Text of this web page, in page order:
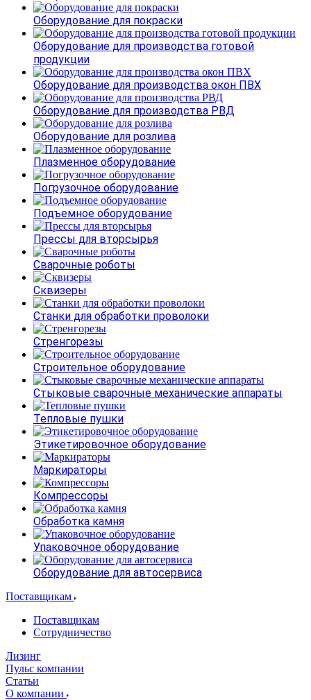
Оборудование для покраски
Оборудование для производства готовой
продукции
Оборудование для производства окон ПВХ
Оборудование для производства РВД
Оборудование для розлива
Плазменное оборудование
Погрузочное оборудование
Подъемное оборудование
Прессы для вторсырья
Сварочные роботы
Сквизеры
Станки для обработки проволоки
Стренгорезы
Строительное оборудование
Стыковые сварочные механические аппараты
Тепловые пушки
Этикетировочное оборудование
Маркираторы
Компрессоры
Обработка камня
Упаковочное оборудование
Оборудование для автосервиса
Поставщикам
Поставщикам
Сотрудничество
Лизинг
Пульс компании
Статьи
О компании